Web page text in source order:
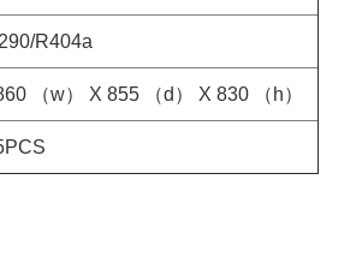
R404a
（w） X 855 （d） X 830 （h）